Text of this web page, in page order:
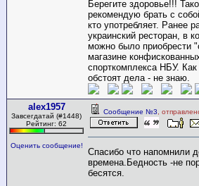
Берегите здоровье!!!
рекомендую брать с
кто употребляет. Ранее
украинский ресторан, в
можно было приобрести
магазине
спорткомплекса НБУ.
обстоят дела - не знаю.
alex1957
Завсегдатай (#1448)
Рейтинг: 62
Оценить сообщение!
Сообщение №3 ,
Спасибо что напомнили
времена.Бедность -не
бесятся.